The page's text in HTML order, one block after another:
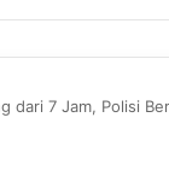
dari 7 Jam, Polisi